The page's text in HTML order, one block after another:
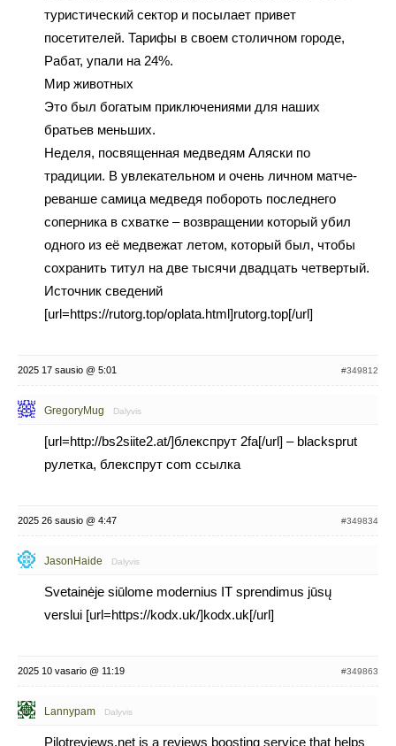
туристический сектор и посылает привет
посетителей. Тарифы в своем столичном городе,
Рабат, упали на 24%.
Мир животных
Это был богатым приключениями для наших
братьев меньших.
Неделя, посвященная медведям Аляски по
традиции. В увлекательном и очень личном матче-
реванше самица медведя побороть последнего
соперника в схватке – возвращении который убил
одного из её медвежат летом, который был, чтобы
сохранить титул на две тысячи двадцать четвертый.
Источник сведений
[url=https://rutorg.top/oplata.html]rutorg.top[/url]
2025 17 sausio @ 5:01 #349812
GregoryMug Dalyvis
[url=http://bs2siite2.at/]блекспрут 2fa[/url] – blacksprut
рулетка, блекспрут com ссылка
2025 26 sausio @ 4:47 #349834
JasonHaide Dalyvis
Svetainėje siūlome modernius IT sprendimus jūsų
verslui [url=https://kodx.uk/]kodx.uk[/url]
2025 10 vasario @ 11:19 #349863
Lannypam Dalyvis
Pilotreviews.net is a reviews boosting service that helps